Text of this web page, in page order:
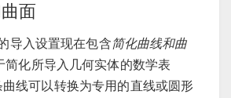
面
导入设置现在包含简化曲线和曲
化所导入几何实体的数学表
线可以转换为专用的直线或圆形